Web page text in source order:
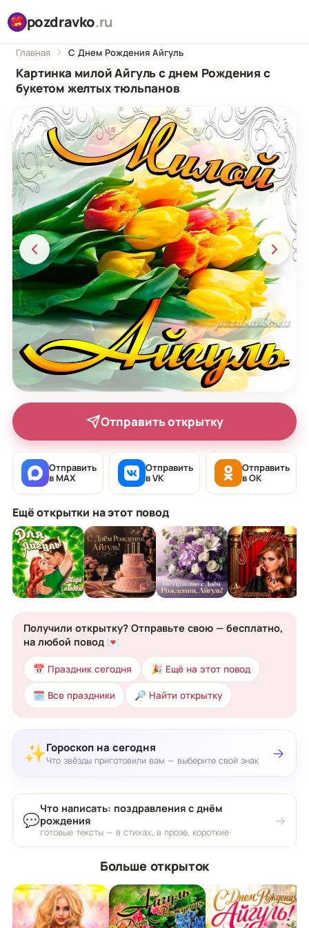
pozdravko.ru
Главная С Днем Рождения Айгуль
Картинка милой Айгуль с днем Рождения с
букетом желтых тюльпанов
Отправить открытку
Отправить
в MAX
Отправить
в VK
Отправить
в OK
Ещё открытки на этот повод
Получили открытку? Отправьте свою — бесплатно,
на любой повод 💌
📅 Праздник сегодня 🎉 Ещё на этот повод
🗓 Все праздники 🔎 Найти открытку
✨Гороскоп на сегодня
Что звёзды приготовили вам — выберите свой знак →
💬
Что написать: поздравления с днём
рождения
готовые тексты — в стихах, в прозе, короткие
→
Больше открыток